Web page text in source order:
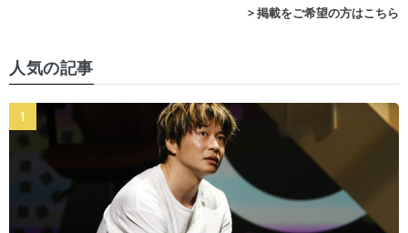
> 掲載をご希望の方はこちら
人気の記事